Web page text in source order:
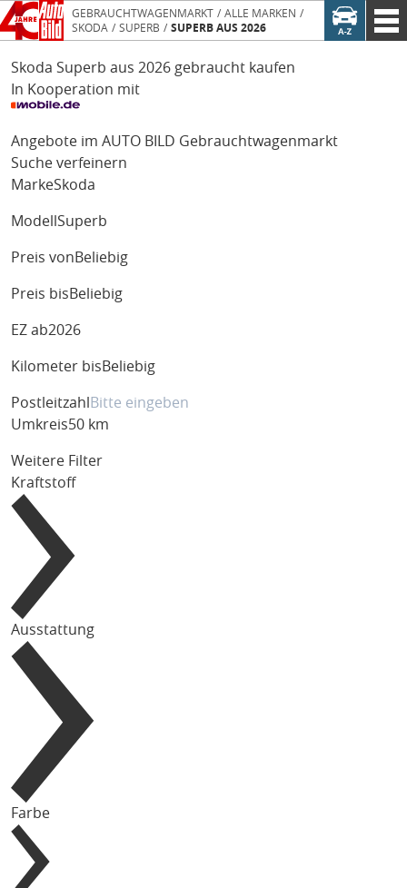
GEBRAUCHTWAGENMARKT
ALLE MARKEN
SKODA
SUPERB SUPERB AUS 2026
Skoda Superb aus 2026 gebraucht kaufen
In Kooperation mit
Angebote im AUTO BILD Gebrauchtwagenmarkt
Suche verfeinern
MarkeSkoda
Modell Superb
Preis von Beliebig
Preis bis Beliebig
EZ ab2026
Kilometer bis Beliebig
Postleitzahl
Umkreis50 km
Weitere Filter
Kraftstoff
Ausstattung
Farbe